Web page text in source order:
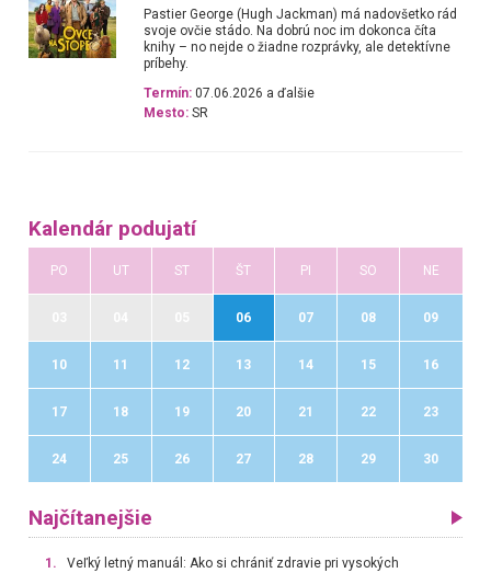
Pastier George (Hugh Jackman) má nadovšetko rád
svoje ovčie stádo. Na dobrú noc im dokonca číta
knihy – no nejde o žiadne rozprávky, ale detektívne
príbehy.
Termín: 07.06.2026 a ďalšie
Mesto: SR
Kalendár podujatí
PO UT ST ŠT PI SO NE
06 07 08 09
10 11 12 13 14 15 16
17 18 19 20 21 22 23
24 25 26 27 28 29 30
Najčítanejšie
1.
Veľký letný manuál: Ako si chrániť zdravie pri vysokých